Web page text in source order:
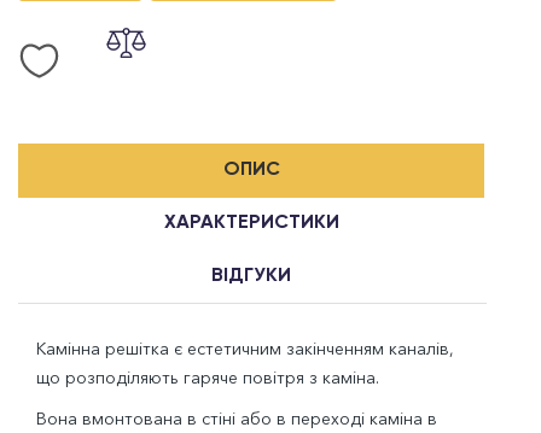
ОПИС
ХАРАКТЕРИСТИКИ
ВІДГУКИ
Камінна решітка є естетичним закінченням каналів,
що розподіляють гаряче повітря з каміна.
Вона вмонтована в стіні або в переході каміна в